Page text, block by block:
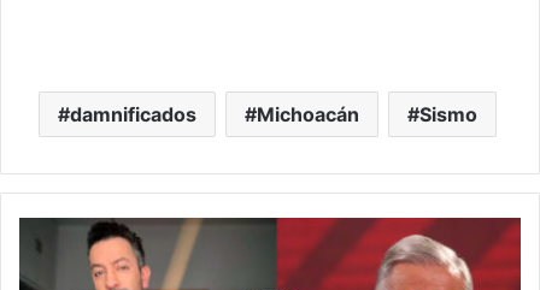
damnificados Michoacán Sismo
AMLO
Se
Disculpa